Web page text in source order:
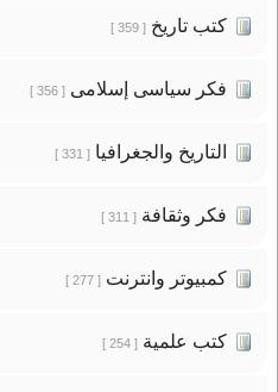
كتب تاريخ[ 359 ]
فكر سياسى إسلامى[ 356 ]
التاريخ والجغرافيا[ 331 ]
فكر وثقافة[ 311 ]
كمبيوتر وانترنت[ 277 ]
كتب علمية[ 254 ]